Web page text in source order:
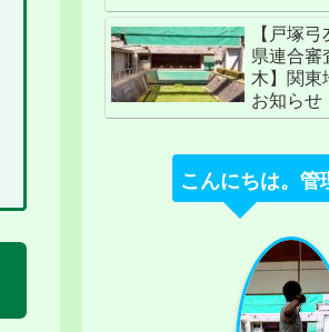
【戸塚
県連合
木】関東
お知らせ
こんにちは。管